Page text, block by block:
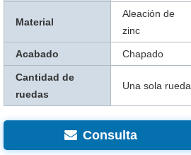
Material
Aleación de
zinc
Acabado Chapado
Cantidad de
ruedas
Una sola rueda
Consulta